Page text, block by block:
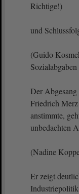
Richtige!)
und
(Guido
Der Abgesang
Friedrich
anstimmte,
unbedachten
(Nadine
Er zeigt